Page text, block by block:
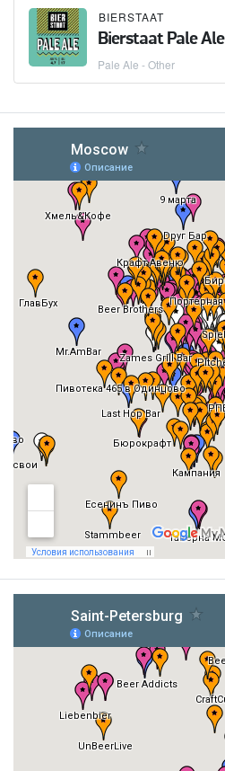
BIERSTAAT
Bierstaat Pale Ale
Pale Ale - Other